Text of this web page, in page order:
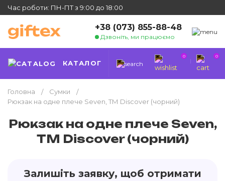
Час роботи: ПН-ПТ з 9:00 до 18:00
+38 (073) 855-88-48
Дзвоніть, ми працюємо
КАТАЛОГ
0 0
Головна
Сумки
Рюкзак на одне плече Seven, ТМ Discover (чорний)
Рюкзак на одне плече Seven,
ТМ Discover (чорний)
Залишіть заявку, щоб отримати